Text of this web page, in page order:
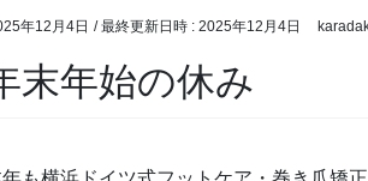
年12月4日 / 最終更新日時 : 2025年12月4日
末年始の休み